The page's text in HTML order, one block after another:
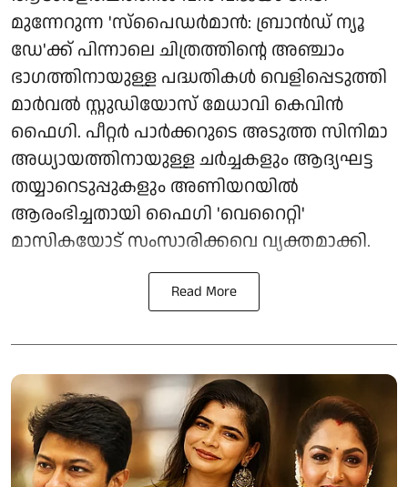
മുന്നേറുന്ന 'സ്‌പൈഡർമാൻ: ബ്രാൻഡ് ന്യൂ
ഡേ'ക്ക് പിന്നാലെ ചിത്രത്തിന്റെ അഞ്ചാം
ഭാഗത്തിനായുള്ള പദ്ധതികൾ വെളിപ്പെടുത്തി
മാർവൽ സ്റ്റുഡിയോസ് മേധാവി കെവിൻ
ഫൈഗി. പീറ്റർ പാർക്കറുടെ അടുത്ത സിനിമാ
അധ്യായത്തിനായുള്ള ചർച്ചകളും ആദ്യഘട്ട
തയ്യാറെടുപ്പുകളും അണിയറയിൽ
ആരംഭിച്ചതായി ഫൈഗി 'വെറൈറ്റി'
മാസികയോട് സംസാരിക്കവെ വ്യക്തമാക്കി.
Read More